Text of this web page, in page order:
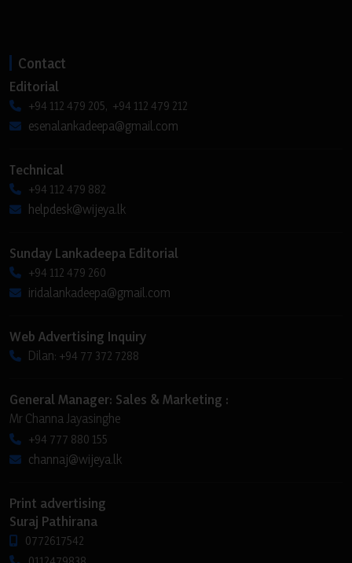
Contact
Editorial
+94 112 479 205, +94 112 479 212
esenalankadeepa@gmail.com
Technical
+94 112 479 882
helpdesk@wijeya.lk
Sunday Lankadeepa Editorial
+94 112 479 260
iridalankadeepa@gmail.com
Web Advertising Inquiry
Dilan: +94 77 372 7288
General Manager: Sales & Marketing :
Mr Channa Jayasinghe
+94 777 880 155
channaj@wijeya.lk
Print advertising
Suraj Pathirana
0772617542